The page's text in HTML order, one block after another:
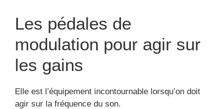
Les pédales de
modulation pour agir sur
les gains
Elle est l’équipement incontournable lorsqu’on doit
agir sur la fréquence du son.